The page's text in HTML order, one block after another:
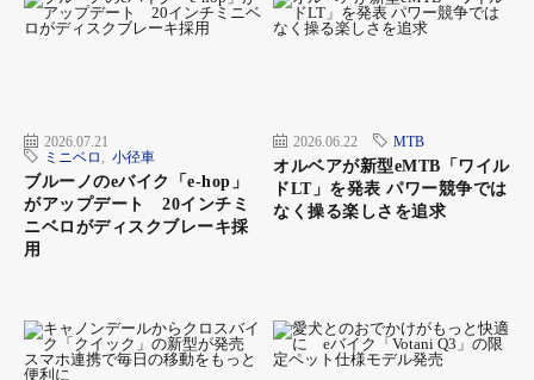
2026.07.21
ミニベロ
小径車
ブルーノのeバイク「e-hop」
がアップデート 20インチミ
ニベロがディスクブレーキ採
用
2026.06.22 MTB
オルベアが新型eMTB「ワイル
ドLT」を発表 パワー競争では
なく操る楽しさを追求